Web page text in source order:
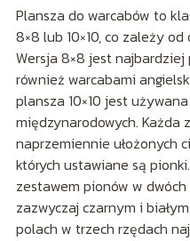
Plansza do warcabów to
8×8 lub 10×10, co zależy
Wersja 8×8 jest
również warcabami
plansza 10×10 jest
międzynarodowych. Każda
naprzemiennie ułożonych
których ustawiane są
zestawem pionów w
zazwyczaj czarnym i
polach w trzech rzędach